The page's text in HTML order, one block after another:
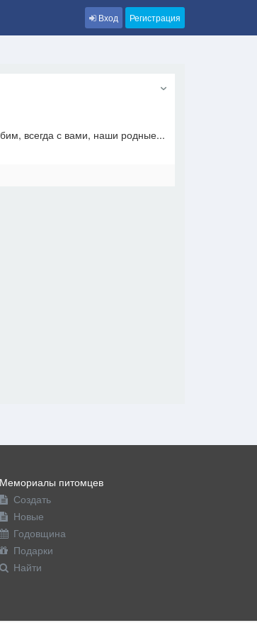
Вход Регистрация
всегда с вами, наши родные...
Мемориалы питомцев
Создать
Новые
Годовщина
Подарки
Найти